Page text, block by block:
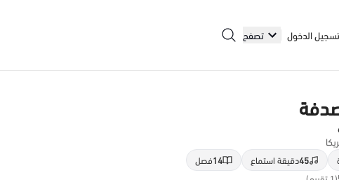
تصفح تسجيل الدخول
45دقيقة استماع 14فصل